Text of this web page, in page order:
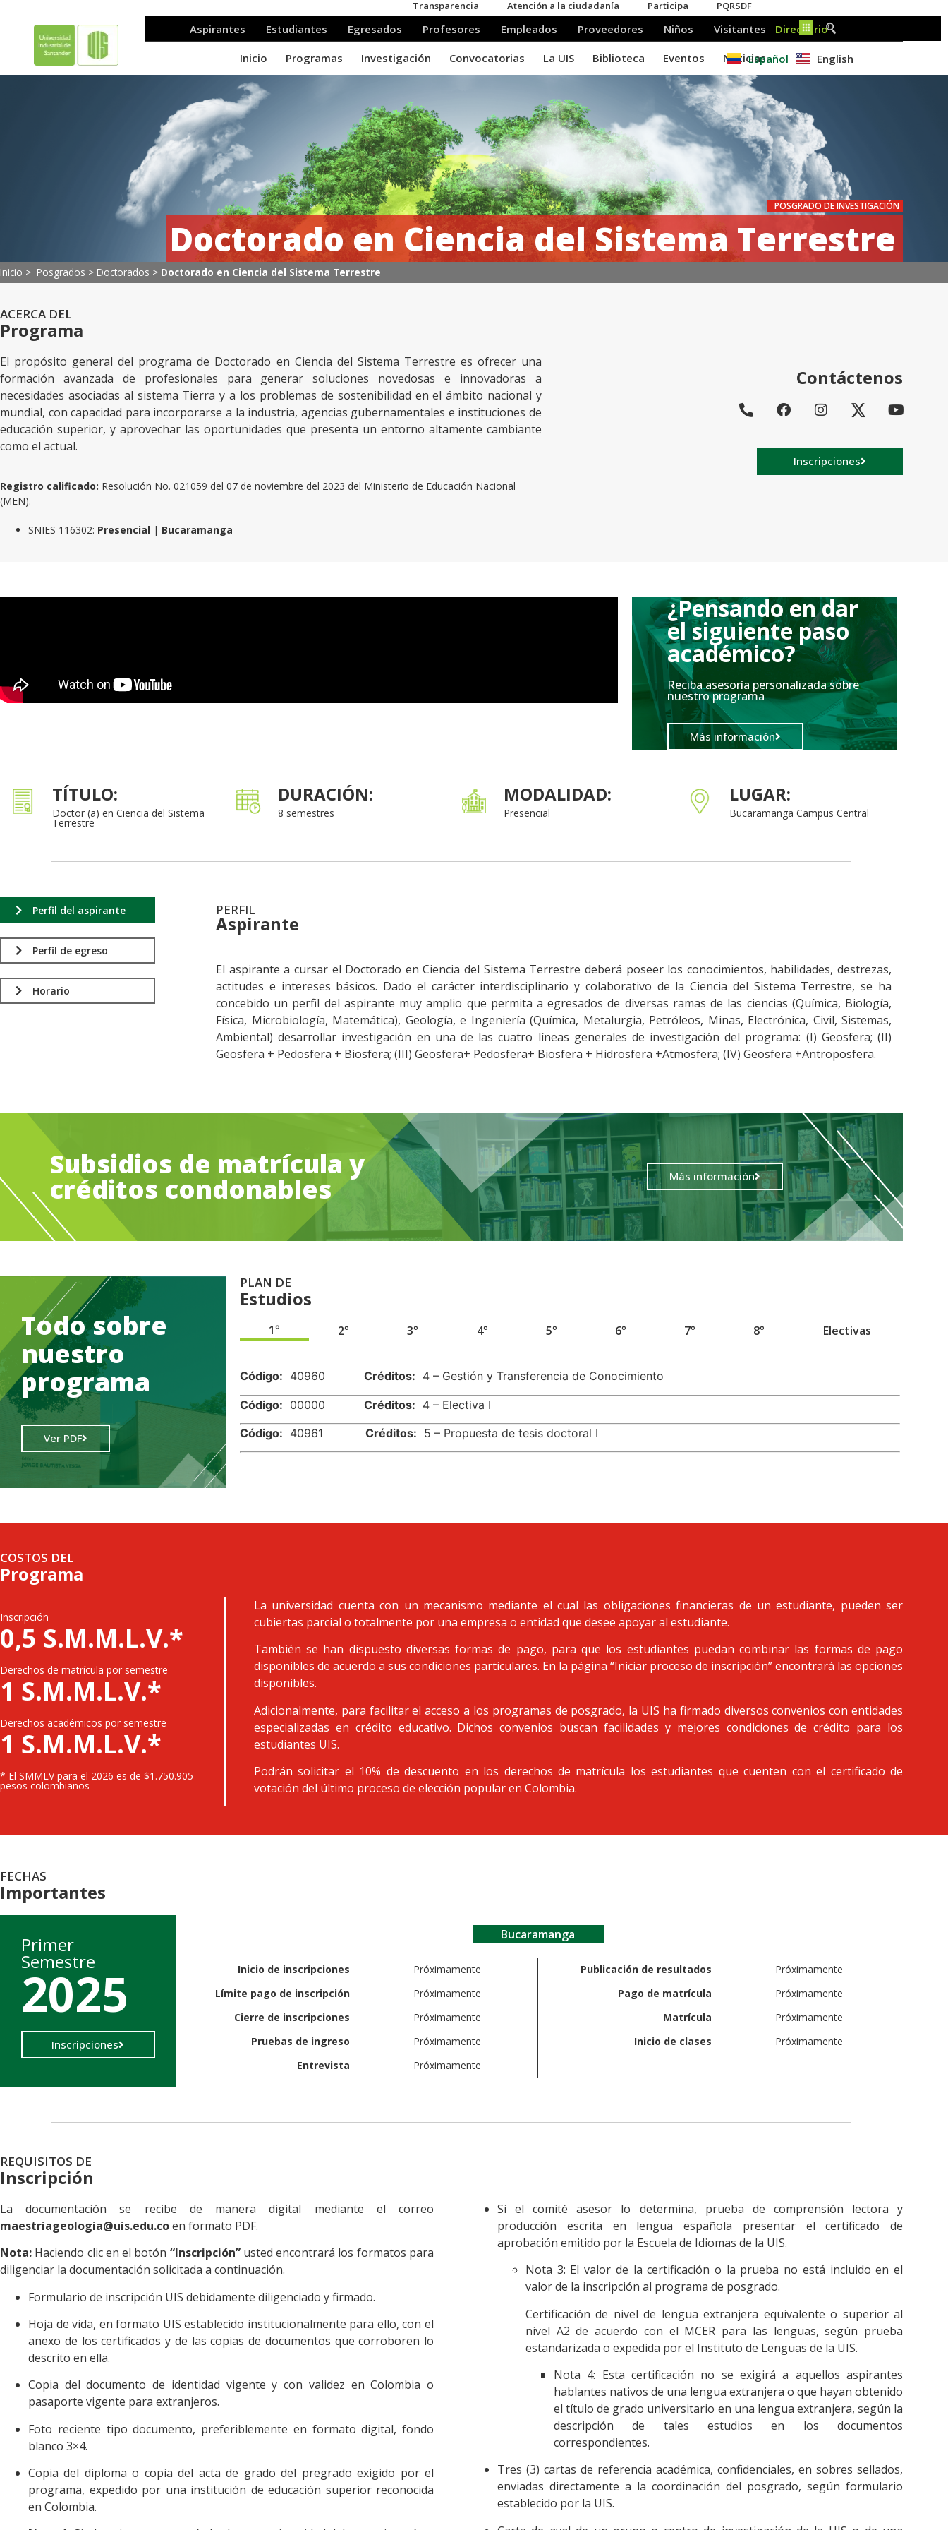
Español English
POSGRADO DE INVESTIGACIÓN
Doctorado en Ciencia del Sistema Terrestre
Inicio > Posgrados > Doctorados > Doctorado en Ciencia del Sistema Terrestre
ACERCA DEL
Programa
El propósito general del programa de Doctorado en Ciencia del Sistema Terrestre es ofrecer una
formación avanzada de profesionales para generar soluciones novedosas e innovadoras a
necesidades asociadas al sistema Tierra y a los problemas de sostenibilidad en el ámbito nacional y
mundial, con capacidad para incorporarse a la industria, agencias gubernamentales e instituciones de
educación superior, y aprovechar las oportunidades que presenta un entorno altamente cambiante
como el actual.
Registro calificado: Resolución No. 021059 del 07 de noviembre del 2023 del Ministerio de Educación Nacional
(MEN).
SNIES 116302: Presencial | Bucaramanga
Contáctenos
Inscripciones
¿Pensando en dar
el siguiente paso
académico?
Reciba asesoría personalizada sobre
nuestro programa
Más información
TÍTULO:
Doctor (a) en Ciencia del Sistema
Terrestre
DURACIÓN:
8 semestres
MODALIDAD:
Presencial
LUGAR:
Bucaramanga Campus Central
Perfil del aspirante
Perfil de egreso
Horario
PERFIL
Aspirante
El aspirante a cursar el Doctorado en Ciencia del Sistema Terrestre deberá poseer los conocimientos, habilidades, destrezas,
actitudes e intereses básicos. Dado el carácter interdisciplinario y colaborativo de la Ciencia del Sistema Terrestre, se ha
concebido un perfil del aspirante muy amplio que permita a egresados de diversas ramas de las ciencias (Química, Biología,
Física, Microbiología, Matemática), Geología, e Ingeniería (Química, Metalurgia, Petróleos, Minas, Electrónica, Civil, Sistemas,
Ambiental) desarrollar investigación en una de las cuatro líneas generales de investigación del programa: (I) Geosfera; (II)
Geosfera + Pedosfera + Biosfera; (III) Geosfera+ Pedosfera+ Biosfera + Hidrosfera +Atmosfera; (IV) Geosfera +Antroposfera.
Subsidios de matrícula y
créditos condonables Más información
Todo sobre
nuestro
programa
Ver PDF
PLAN DE
Estudios
1° 2° 3° 4° 5° 6° 7° 8° Electivas
Código: 40960 Créditos: 4 – Gestión y Transferencia de Conocimiento
Código: 00000 Créditos: 4 – Electiva I
Código: 40961 Créditos: 5 – Propuesta de tesis doctoral I
COSTOS DEL
Programa
Inscripción
0,5 S.M.M.L.V.*
Derechos de matrícula por semestre
1 S.M.M.L.V.*
Derechos académicos por semestre
1 S.M.M.L.V.*
* El SMMLV para el 2026 es de $1.750.905
pesos colombianos
La universidad cuenta con un mecanismo mediante el cual las obligaciones financieras de un estudiante, pueden ser
cubiertas parcial o totalmente por una empresa o entidad que desee apoyar al estudiante.
También se han dispuesto diversas formas de pago, para que los estudiantes puedan combinar las formas de pago
disponibles de acuerdo a sus condiciones particulares. En la página “Iniciar proceso de inscripción” encontrará las opciones
disponibles.
Adicionalmente, para facilitar el acceso a los programas de posgrado, la UIS ha firmado diversos convenios con entidades
especializadas en crédito educativo. Dichos convenios buscan facilidades y mejores condiciones de crédito para los
estudiantes UIS.
Podrán solicitar el 10% de descuento en los derechos de matrícula los estudiantes que cuenten con el certificado de
votación del último proceso de elección popular en Colombia.
FECHAS
Importantes
Primer
Semestre
2025
Inscripciones
Bucaramanga
Inicio de inscripciones
Límite pago de inscripción
Cierre de inscripciones
Pruebas de ingreso
Entrevista
Próximamente
Próximamente
Próximamente
Próximamente
Próximamente
Publicación de resultados
Pago de matrícula
Matrícula
Inicio de clases
Próximamente
Próximamente
Próximamente
Próximamente
REQUISITOS DE
Inscripción
La documentación se recibe de manera digital mediante el correo
maestriageologia@uis.edu.coen formato PDF.
Nota: Haciendo clic en el botón “Inscripción”usted encontrará los formatos para
diligenciar la documentación solicitada a continuación.
Formulario de inscripción UIS debidamente diligenciado y firmado.
Hoja de vida, en formato UIS establecido institucionalmente para ello, con el
anexo de los certificados y de las copias de documentos que corroboren lo
descrito en ella.
Copia del documento de identidad vigente y con validez en Colombia o
pasaporte vigente para extranjeros.
Foto reciente tipo documento, preferiblemente en formato digital, fondo
blanco 3×4.
Copia del diploma o copia del acta de grado del pregrado exigido por el
programa, expedido por una institución de educación superior reconocida
en Colombia.
Si el comité asesor lo determina, prueba de comprensión lectora y
producción escrita en lengua española presentar el certificado de
aprobación emitido por la Escuela de Idiomas de la UIS.
Nota 3: El valor de la certificación o la prueba no está incluido en el
valor de la inscripción al programa de posgrado.
Certificación de nivel de lengua extranjera equivalente o superior al
nivel A2 de acuerdo con el MCER para las lenguas, según prueba
estandarizada o expedida por el Instituto de Lenguas de la UIS.
Nota 4: Esta certificación no se exigirá a aquellos aspirantes
hablantes nativos de una lengua extranjera o que hayan obtenido
el título de grado universitario en una lengua extranjera, según la
descripción de tales estudios en los documentos
correspondientes.
Tres (3) cartas de referencia académica, confidenciales, en sobres sellados,
enviadas directamente a la coordinación del posgrado, según formulario
establecido por la UIS.